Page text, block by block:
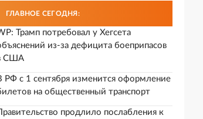
ГЛАВНОЕ СЕГОДНЯ:
Трамп потребовал у Хегсета
из-за дефицита боеприпасов
США
РФ с 1 сентября изменится оформление
на общественный транспорт
продлило послабления к